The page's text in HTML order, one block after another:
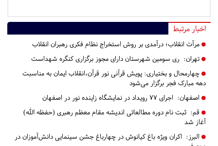
اخبار مرتبط
مرآت انقلاب؛ درآمدی بر روش استخراج نظام فکری رهبران انقلاب
تهران: ری سومین شهرستان دارای مجوز برگزاری کنگره شهداست
چهارمحال و بختیاری: پویش قرآنی نور قرآن،انقلاب ایمان به مناسبت
دهه مبارک فجر برگزار می‌شود
اصفهان: اجرای ۷۷ رویداد در نمایشگاه زاینده‌ نور در اصفهان
قم: ثبت نام دوره مطالعاتی اندیشه مقام معظم رهبری (حفظه الله)
آغاز شد
البرز: اکران ویژه باغ کیانوش در چهارباغ جشن سینمایی دانش‌آموزان در